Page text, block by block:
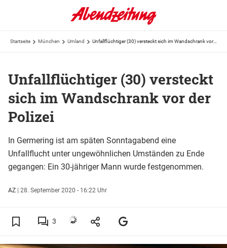
Startseite München Umland Unfallflüchtiger (30) versteckt sich im Wandschrank vor der Polizei
Unfallflüchtiger (30) versteckt
sich im Wandschrank vor der
Polizei
In Germering ist am späten Sonntagabend eine
Unfallflucht unter ungewöhnlichen Umständen zu Ende
gegangen: Ein 30-jähriger Mann wurde festgenommen.
AZ | 28. September 2020 - 16:22 Uhr
3